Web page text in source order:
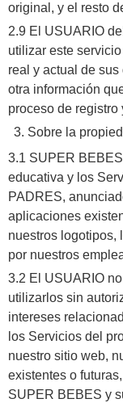
original, y el resto
2.9 El USUARIO
utilizar este
real y actual de
otra información
proceso de
Sobre la
3.1 SUPER
educativa y los
PADRES,
aplicaciones
nuestros logotipos,
por nuestros
3.2 El USUARIO
utilizarlos sin
intereses
los Servicios del
nuestro sitio web,
existentes o
SUPER BEBES y